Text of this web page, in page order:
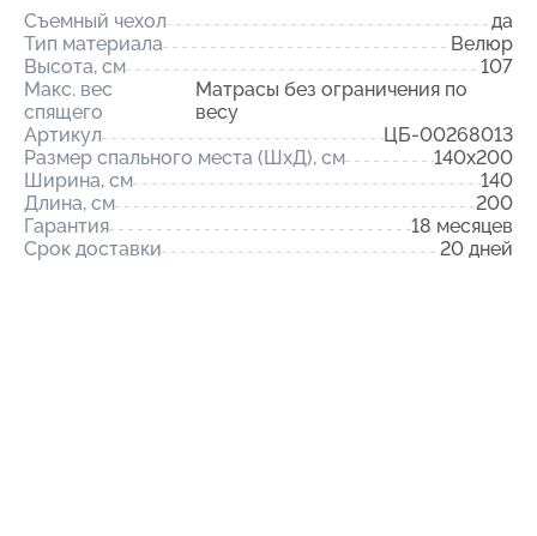
Съемный чехол
да
Тип материала
Велюр
Высота, см
107
Макс. вес
спящего
Матрасы без ограничения по
весу
Артикул
ЦБ-00268013
Размер спального места (ШхД), см
140x200
Ширина, см
140
Длина, см
200
Гарантия
18 месяцев
Срок доставки
20 дней